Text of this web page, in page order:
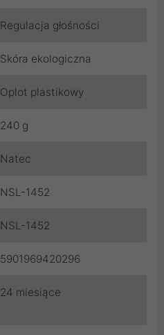
Regulacja głośności
Skóra ekologiczna
Oplot plastikowy
240 g
Natec
NSL-1452
NSL-1452
5901969420296
24 miesiące